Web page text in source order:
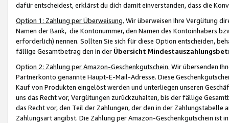
dafür entscheidest, erklärst du dich damit einverstanden, dass die
Option 1: Zahlung per Überweisung. Wir überweisen Ihre Vergütung
Namen der Bank, die Kontonummer, den Namen des Kontoinhabers
erforderlich) nennen. Sollten Sie sich für diese Option entscheiden,
fällige Gesamtbetrag den in der Übersicht
Option 2: Zahlung per Amazon-Geschenkgutschein. Wir übersenden
Partnerkonto genannte Haupt-E-Mail-Adresse. Diese
Kauf von Produkten eingelöst werden und unterliegen unseren
uns das Recht vor, Vergütungen zurückzuhalten, bis der fällige
das Recht vor, den Teil der Zahlungen, der den in der
Zahlungsart angibst. Die Zahlung per Amazon-Geschenkgutschein ist